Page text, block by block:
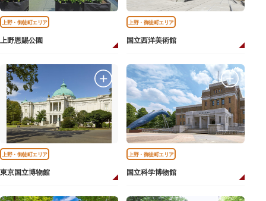
上野・御徒町エリア
上野恩賜公園
上野・御徒町エリア
国立西洋美術館
上野・御徒町エリア
東京国立博物館
上野・御徒町エリア
国立科学博物館